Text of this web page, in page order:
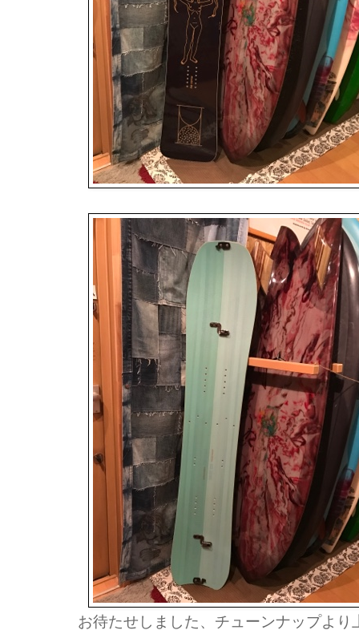
お待たせしました、チューンナップよ